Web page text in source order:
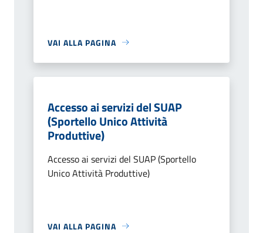
VAI ALLA PAGINA
Accesso ai servizi del SUAP
(Sportello Unico Attività
Produttive)
Accesso ai servizi del SUAP (Sportello
Unico Attività Produttive)
VAI ALLA PAGINA